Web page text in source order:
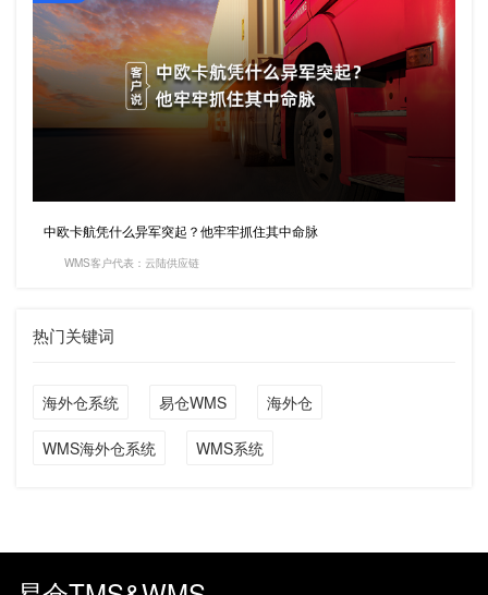
中欧卡航凭什么异军突起？他牢牢抓住其中命脉
WMS客户代表：云陆供应链
热门关键词
海外仓系统 易仓WMS 海外仓
WMS海外仓系统 WMS系统